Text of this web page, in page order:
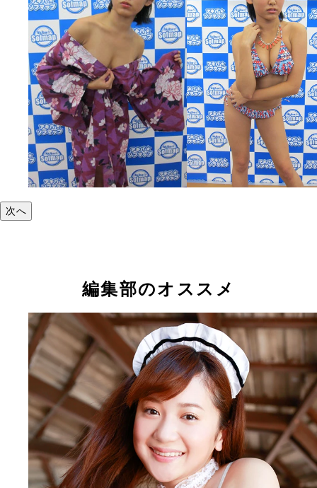
次へ
編集部のオススメ